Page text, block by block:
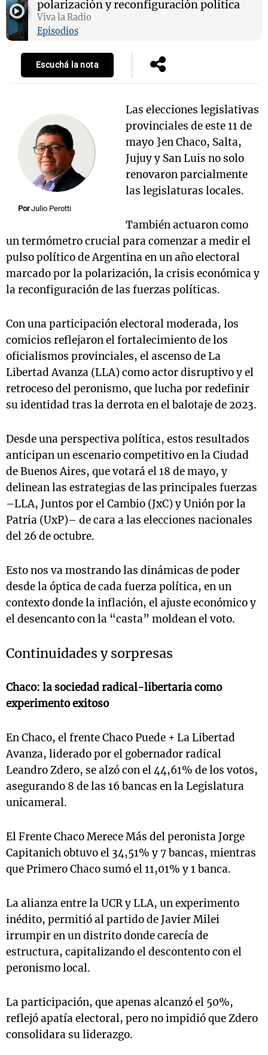
polarización y reconfiguración política
Viva la Radio
Episodios
Escuchá la nota
Por Julio Perotti
Las elecciones legislativas
provinciales de este 11 de
mayo }en Chaco, Salta,
Jujuy y San Luis no solo
renovaron parcialmente
las legislaturas locales.
También actuaron como
un termómetro crucial para comenzar a medir el
pulso político de Argentina en un año electoral
marcado por la polarización, la crisis económica y
la reconfiguración de las fuerzas políticas.
Con una participación electoral moderada, los
comicios reflejaron el fortalecimiento de los
oficialismos provinciales, el ascenso de La
Libertad Avanza (LLA) como actor disruptivo y el
retroceso del peronismo, que lucha por redefinir
su identidad tras la derrota en el balotaje de 2023.
Desde una perspectiva política, estos resultados
anticipan un escenario competitivo en la Ciudad
de Buenos Aires, que votará el 18 de mayo, y
delinean las estrategias de las principales fuerzas
–LLA, Juntos por el Cambio (JxC) y Unión por la
Patria (UxP)– de cara a las elecciones nacionales
del 26 de octubre.
Esto nos va mostrando las dinámicas de poder
desde la óptica de cada fuerza política, en un
contexto donde la inflación, el ajuste económico y
el desencanto con la “casta” moldean el voto.
Continuidades y sorpresas
Chaco: la sociedad radical-libertaria como
experimento exitoso
En Chaco, el frente Chaco Puede + La Libertad
Avanza, liderado por el gobernador radical
Leandro Zdero, se alzó con el 44,61% de los votos,
asegurando 8 de las 16 bancas en la Legislatura
unicameral.
El Frente Chaco Merece Más del peronista Jorge
Capitanich obtuvo el 34,51% y 7 bancas, mientras
que Primero Chaco sumó el 11,01% y 1 banca.
La alianza entre la UCR y LLA, un experimento
inédito, permitió al partido de Javier Milei
irrumpir en un distrito donde carecía de
estructura, capitalizando el descontento con el
peronismo local.
La participación, que apenas alcanzó el 50%,
reflejó apatía electoral, pero no impidió que Zdero
consolidara su liderazgo.
Mundial 2026